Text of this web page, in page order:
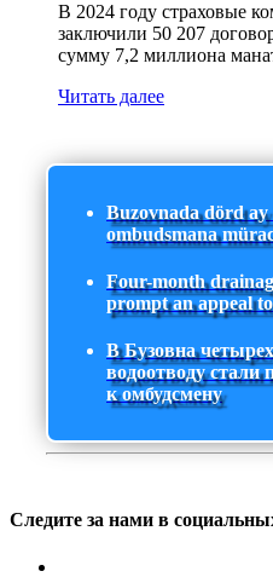
В 2024 году страховые
заключили 50 207
сумму 7,2 миллиона
Читать далее
Buzovnada dörd
ombudsmana
Four-month
prompt an appeal
В Бузовна
водоотводу стали
к омбудсмену
Следите за нами в